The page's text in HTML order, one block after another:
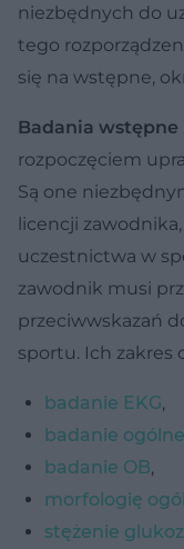
niezbędnych do
tego
się na wstępne,
Badania wstępne
rozpoczęciem
Są one
licencji
uczestnictwa w
zawodnik musi
przeciwwskazań
sportu. Ich zakres
badanie EKG,
badanie
badanie OB,
morfologię
stężenie